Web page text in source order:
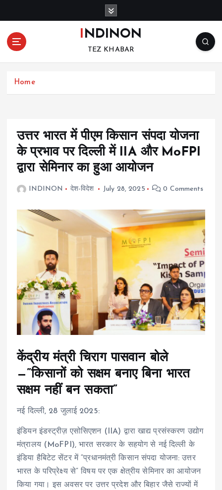
o
INDINON
TEZ KHABAR
Home
उत्तर भारत में पीएम किसान संपदा योजना
के प्रभाव पर दिल्ली में IIA और MoFPI
द्वारा सेमिनार का हुआ आयोजन
INDINON देश-विदेश July 28, 2025 0 Comments
केंद्रीय मंत्री चिराग पासवान बोले
—”किसानों को सक्षम बनाए बिना भारत
सक्षम नहीं बन सकता”
नई दिल्ली, 28 जुलाई 2025:
इंडियन इंडस्ट्रीज़ एसोसिएशन (IIA) द्वारा खाद्य प्रसंस्करण उद्योग
मंत्रालय (MoFPI), भारत सरकार के सहयोग से नई दिल्ली के
इंडिया हैबिटेट सेंटर में “प्रधानमंत्री किसान संपदा योजना: उत्तर
भारत के परिप्रेक्ष्य से” विषय पर एक क्षेत्रीय सेमिनार का आयोजन
किया गया। इस अवसर पर उत्तर प्रदेश और बिहार जैसे राज्यों में